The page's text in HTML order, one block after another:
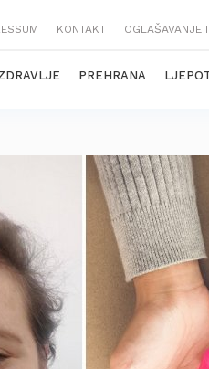
KONTAKT OGLAŠAVANJE
PREHRANA